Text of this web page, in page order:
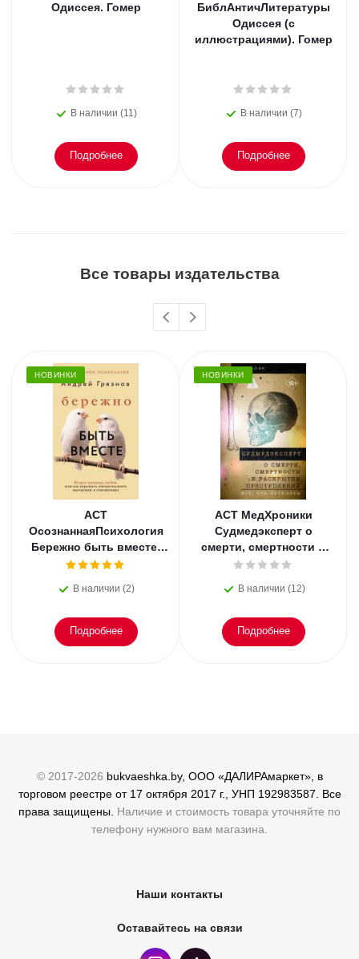
Одиссея. Гомер
В наличии (11)
Подробнее
БиблАнтичЛитературы
Одиссея (с
иллюстрациями). Гомер
В наличии (7)
Подробнее
Все товары издательства
НОВИНКИ
АСТ
ОсознаннаяПсихология
Бережно быть вместе.
Второе дыхание любви,
эмоциональное
В наличии (2)
Подробнее
НОВИНКИ
АСТ МедХроники
Судмедэксперт о
смерти, смертности и
раскрытии
осталось. Блэк
В наличии (12)
Подробнее
© 2017-2026 bukvaeshka.by, ООО «ДАЛИРАмаркет», в
торговом реестре от 17 октября 2017 г., УНП 192983587. Все
права защищены. Наличие и стоимость товара уточняйте по
телефону нужного вам магазина.
Наши контакты
Оставайтесь на связи